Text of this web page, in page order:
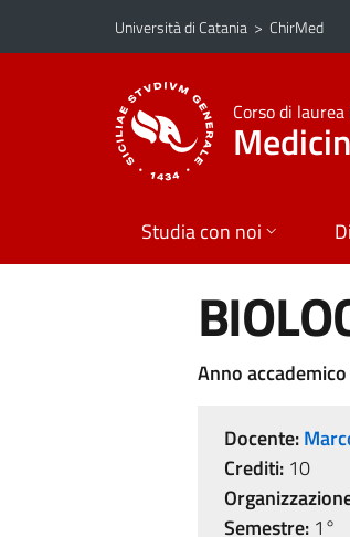
Vai al contenuto principale
Vai al menu di navigazione
Università di Catania > ChirMed
Corso di laurea
Studia con noi
Anno
Docente:
Crediti:10
Semestre:1°